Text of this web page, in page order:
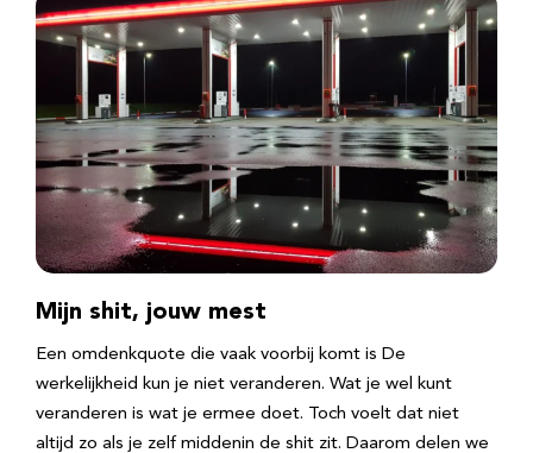
Mijn shit, jouw mest
Een omdenkquote die vaak voorbij komt is De
werkelijkheid kun je niet veranderen. Wat je wel kunt
veranderen is wat je ermee doet. Toch voelt dat niet
altijd zo als je zelf middenin de shit zit. Daarom delen we